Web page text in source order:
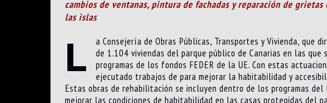
cambios de ventanas, pintura de fachadas y reparación de
las islas
L
a Consejería de Obras Públicas, Transportes y Vivienda, que
de 1.104 viviendas del parque público de Canarias en las
programas de los fondos FEDER de la UE. Con estas
ejecutado trabajos de para mejorar la habitabilidad y
Estas obras de rehabilitación se incluyen dentro de los programas
mejorar las condiciones de habitabilidad en las casas protegidas del